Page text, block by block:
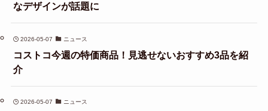
なデザインが話題に
2026-05-07 ニュース
コストコ今週の特価商品！見逃せないおすすめ3品を紹
介
2026-05-07 ニュース